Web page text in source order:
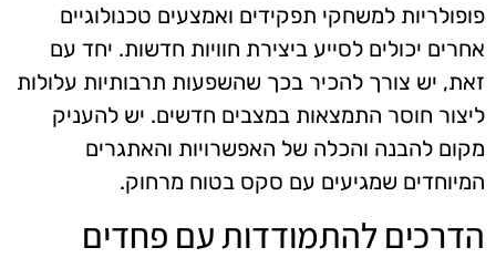
פופולריות למשחקי תפקידים ואמצעים טכנולוגיים
אחרים יכולים לסייע ביצירת חוויות חדשות. יחד עם
זאת, יש צורך להכיר בכך שהשפעות תרבותיות עלולות
ליצור חוסר התמצאות במצבים חדשים. יש להעניק
מקום להבנה והכלה של האפשרויות והאתגרים
המיוחדים שמגיעים עם סקס בטוח מרחוק.
הדרכים להתמודדות עם פחדים